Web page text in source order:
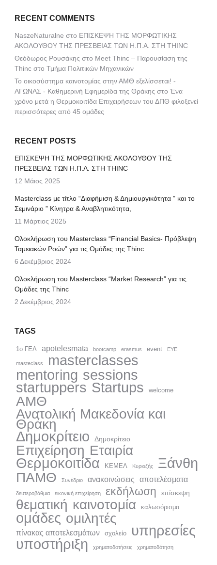
RECENT COMMENTS
NaszeNaturalne στο ΕΠΙΣΚΕΨΗ ΤΗΣ ΜΟΡΦΩΤΙΚΗΣ
ΑΚΟΛΟΥΘΟΥ ΤΗΣ ΠΡΕΣΒΕΙΑΣ ΤΩΝ Η.Π.Α. ΣΤΗ THINC
Θεόδωρος Ρουσάκης στο Meet Thinc – Παρουσίαση της
Thinc στο Τμήμα Πολιτικών Μηχανικών
Το οικοσύστημα καινοτομίας στην ΑΜΘ εξελίσσεται! -
ΑΓΩΝΑΣ - Καθημερινή Εφημερίδα της Θράκης στο Ένα
χρόνο μετά η Θερμοκοιτίδα Επιχειρήσεων του ΔΠΘ φιλοξενεί
περισσότερες από 45 ομάδες
RECENT POSTS
ΕΠΙΣΚΕΨΗ ΤΗΣ ΜΟΡΦΩΤΙΚΗΣ ΑΚΟΛΟΥΘΟΥ ΤΗΣ
ΠΡΕΣΒΕΙΑΣ ΤΩΝ Η.Π.Α. ΣΤΗ THINC
12 Μάιος 2025
Μasterclass με τίτλο “Διαφήμιση & Δημιουργικότητα ” και το
Σεμινάριο ” Κίνητρα & Αναβλητικότητα,
11 Μάρτιος 2025
Ολοκλήρωση του Masterclass “Financial Basics- Πρόβλεψη
Ταμειακών Ροών” για τις Ομάδες της Thinc
6 Δεκέμβριος 2024
Ολοκλήρωση του Masterclass “Market Research” για τις
Ομάδες της Thinc
2 Δεκέμβριος 2024
TAGS
1ο ΓΕΛ apotelesmata bootcamp erasmus event EYE
masteclass masterclasses
mentoring sessions
startuppers Startups welcome
ΑΜΘ
Ανατολική Μακεδονία και
Θράκη
Δημοκρίτειo
Δημοκρίτειο
Επιχείρηση Εταιρία
Θερμοκοιτίδα
ΚΕΜΕΛ Κυριαζής Ξάνθη
ΠΑΜΘ Συνέδριο ανακοινώσεις αποτελέσματα
δευτεροβάθμια εικονική επιχείρηση εκδήλωση επίσκεψη
θεματική καινοτομία καλωσόρισμα
ομάδες ομιλητές
πίνακας αποτελεσμάτων σχολείο
υπηρεσίες
υποστήριξη
χρηματοδοτήσεις χρηματοδότηση